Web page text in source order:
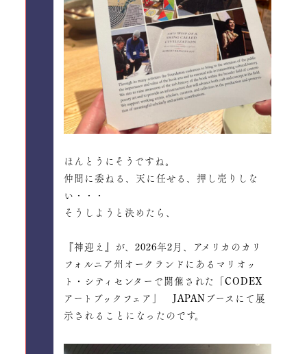
ほんとうにそうですね。
仲間に委ねる、天に任せる、押し売りしな
い・・・
そうしようと決めたら、
『神迎え』が、2026年2月、アメリカのカリ
フォルニア州オークランドにあるマリオッ
ト・シティセンターで開催された「CODEX
アートブックフェア」 JAPANブースにて展
示されることになったのです。